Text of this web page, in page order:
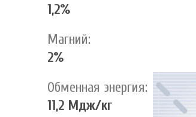
1,2%
Магний:
2%
Обменная энергия:
11,2 Мдж/кг